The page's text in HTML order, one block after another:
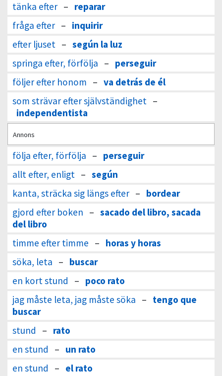
tänka efter – reparar
fråga efter – inquirir
efter ljuset – según la luz
springa efter, förfölja – perseguir
följer efter honom – va detrás de él
som strävar efter självständighet –
independentista
Annons
följa efter, förfölja – perseguir
allt efter, enligt – según
kanta, sträcka sig längs efter – bordear
gjord efter boken – sacado del libro, sacada
del libro
timme efter timme – horas y horas
söka, leta – buscar
en kort stund
– poco rato
jag måste leta, jag måste söka – tengo que
buscar
stund
– rato
en stund
– un rato
en stund
– el rato